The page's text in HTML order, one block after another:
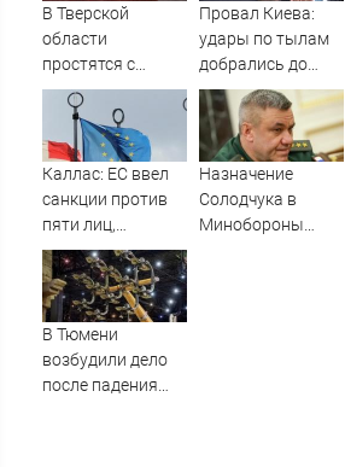
В Тверской
области
простятся с
рядовым,
погибшим на СВО
почти год назад
Провал Киева:
удары по тылам
добрались до
Зеленского
быстрее, чем до
России
Каллас: ЕС ввел
санкции против
пяти лиц,
связанных с ОПК
России
Назначение
Солодчука в
Минобороны
В Тюмени
возбудили дело
после падения